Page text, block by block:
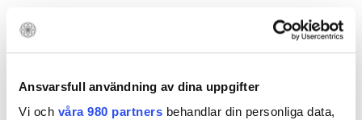
Ansvarsfull användning av dina uppgifter
Vi och våra 980 partners behandlar din personliga data,
Vi har mottagning, operation och rehabilitering under ett
och samma tak.
erfarenhet.